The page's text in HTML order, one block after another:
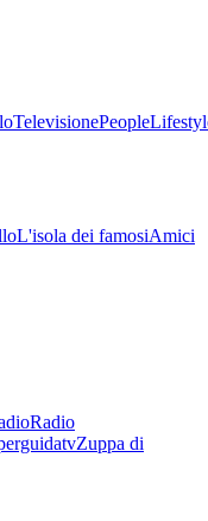
TelevisionePeople
L'isola dei famosiAmici
Radio
Zuppa di